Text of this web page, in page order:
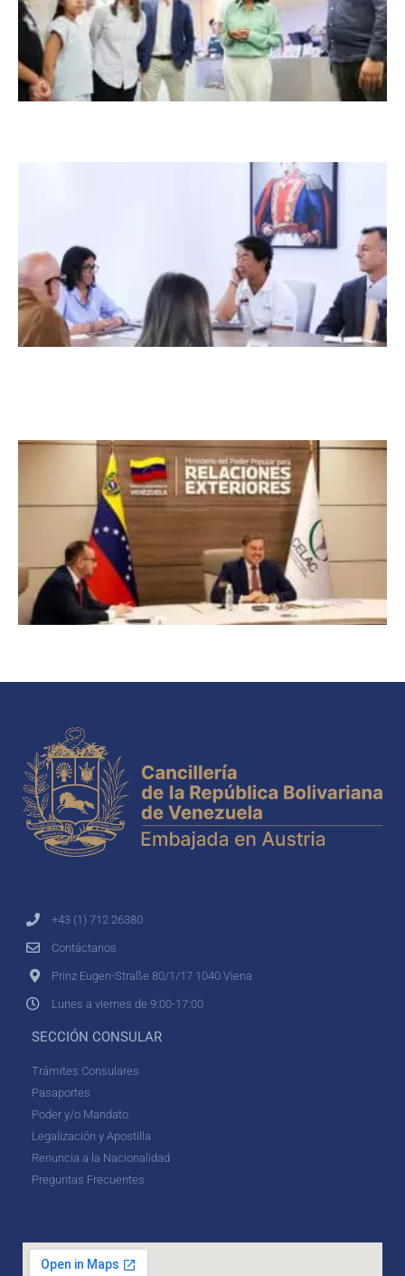
+43 (1) 712 26380
Contáctanos
Prinz Eugen-Straße 80/1/17 1040 Viena
Lunes a viernes de 9:00-17:00
SECCIÓN CONSULAR
Trámites Consulares
Pasaportes
Poder y/o Mandato
Legalización y Apostilla
Renuncia a la Nacionalidad
Preguntas Frecuentes